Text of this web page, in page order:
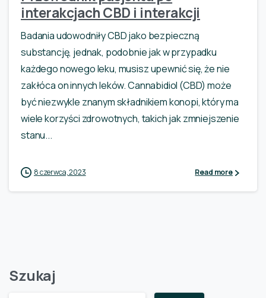
interakcjach CBD i interakcji
Badania udowodniły CBD jako bezpieczną
substancję, jednak, podobnie jak w przypadku
każdego nowego leku, musisz upewnić się, że nie
zakłóca on innych leków. Cannabidiol (CBD) może
być niezwykle znanym składnikiem konopi, który ma
wiele korzyści zdrowotnych, takich jak zmniejszenie
stanu...
8 czerwca, 2023 Read more
Szukaj